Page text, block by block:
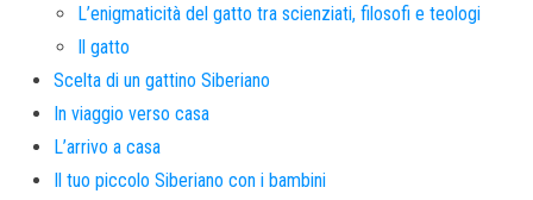
L’enigmaticità del gatto tra scienziati, filosofi e teologi
Il gatto
Scelta di un gattino Siberiano
In viaggio verso casa
L’arrivo a casa
Il tuo piccolo Siberiano con i bambini